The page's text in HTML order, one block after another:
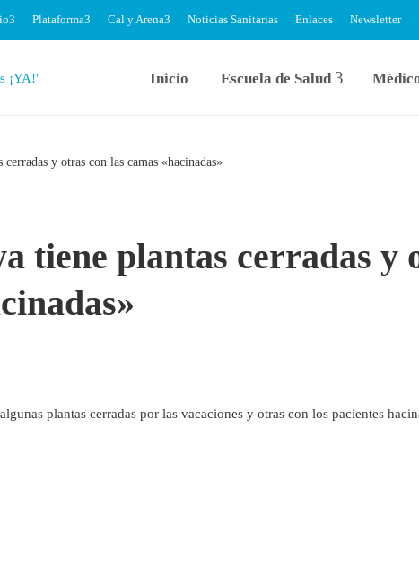
Plataforma Cal y Arena Noticias Sanitarias Enlaces Newsletter
Inicio Escuela de Salud
y otras con las camas «hacinadas»
tiene plantas cerradas y
plantas cerradas por las vacaciones y otras con los pacientes